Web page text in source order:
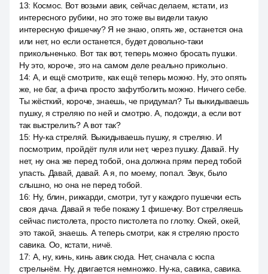
13: Космос. Вот возьми авик, сейчас делаем, кстати, из
интересного рубики, но это тоже вы видели такую
интересную фишечку? Я не знаю, опять же, останется она
или нет, но если останется, будет довольно-таки
прикольненько. Вот так вот, теперь можно бросать пушки.
Ну это, короче, это на самом деле реально прикольно.
14: А, и ещё смотрите, как ещё теперь можно. Ну, это опять
же, не баг, а фича просто зафутболить можно. Ничего себе.
Ты жёсткий, короче, знаешь, че придумал? Ты выкидываешь
пушку, я стреляю по ней и смотрю. А, подожди, а если вот
так выстрелить? А вот так?
15: Ну-ка стреляй. Выкидываешь пушку, я стреляю. И
посмотрим, пройдёт пуля или нет, через пушку. Давай. Ну
нет, ну она же перед тобой, она должна прям перед тобой
упасть. Давай, давай. А я, по моему, попал. Звук, было
слышно, но она не перед тобой.
16: Ну, блин, риккарди, смотри, тут у каждого пушечки есть
своя дача. Давай я тебе покажу 1 фишечку. Вот стреляешь
сейчас пистолета, просто пистолета по глотку. Окей, окей,
это такой, знаешь. А теперь смотри, как я стреляю просто
савика. Оо, кстати, ничё.
17: А, ну, кинь, кинь авик сюда. Нет, сначала с юспа
стрельнём. Ну, двигается немножко. Ну-ка, савика, савика.